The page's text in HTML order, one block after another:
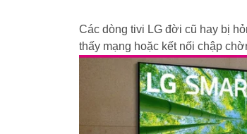
Các dòng tivi LG đời cũ hay bị
thấy mạng hoặc kết nối chập